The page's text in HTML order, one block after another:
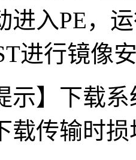
进入PE，
进行镜像
】下载系
载传输时